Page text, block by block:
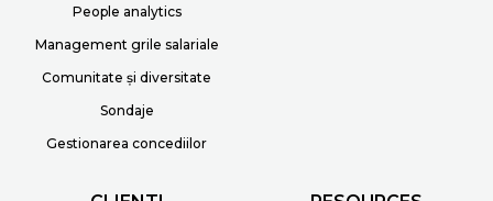
People analytics
Management grile salariale
Comunitate și diversitate
Sondaje
Gestionarea concediilor